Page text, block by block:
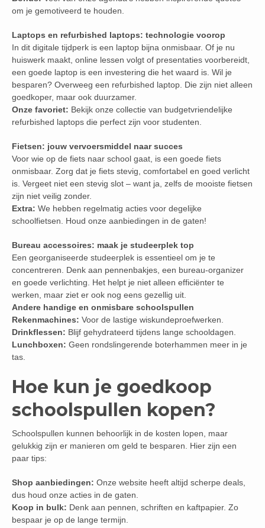
om je gemotiveerd te houden.
Laptops en refurbished laptops: technologie voorop
In dit digitale tijdperk is een laptop bijna onmisbaar. Of je nu
huiswerk maakt, online lessen volgt of presentaties voorbereidt,
een goede laptop is een investering die het waard is. Wil je
besparen? Overweeg een refurbished laptop. Die zijn niet alleen
goedkoper, maar ook duurzamer.
Onze favoriet: Bekijk onze collectie van budgetvriendelijke
refurbished laptops die perfect zijn voor studenten.
Fietsen: jouw vervoersmiddel naar succes
Voor wie op de fiets naar school gaat, is een goede fiets
onmisbaar. Zorg dat je fiets stevig, comfortabel en goed verlicht
is. Vergeet niet een stevig slot – want ja, zelfs de mooiste fietsen
zijn niet veilig zonder.
Extra: We hebben regelmatig acties voor degelijke
schoolfietsen. Houd onze aanbiedingen in de gaten!
Bureau accessoires: maak je studeerplek top
Een georganiseerde studeerplek is essentieel om je te
concentreren. Denk aan pennenbakjes, een bureau-organizer
en goede verlichting. Het helpt je niet alleen efficiënter te
werken, maar ziet er ook nog eens gezellig uit.
Andere handige en onmisbare schoolspullen
Rekenmachines: Voor de lastige wiskundeproefwerken.
Drinkflessen: Blijf gehydrateerd tijdens lange schooldagen.
Lunchboxen: Geen rondslingerende boterhammen meer in je
tas.
Hoe kun je goedkoop
schoolspullen kopen?
Schoolspullen kunnen behoorlijk in de kosten lopen, maar
gelukkig zijn er manieren om geld te besparen. Hier zijn een
paar tips:
Shop aanbiedingen: Onze website heeft altijd scherpe deals,
dus houd onze acties in de gaten.
Koop in bulk: Denk aan pennen, schriften en kaftpapier. Zo
bespaar je op de lange termijn.